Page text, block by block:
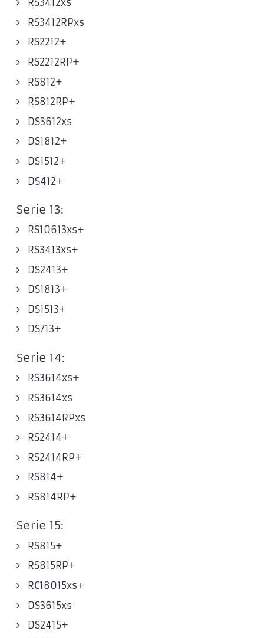
RS3412xs
RS3412RPxs
RS2212+
RS2212RP+
RS812+
RS812RP+
DS3612xs
DS1812+
DS1512+
DS412+
Serie 13:
RS10613xs+
RS3413xs+
DS2413+
DS1813+
DS1513+
DS713+
Serie 14:
RS3614xs+
RS3614xs
RS3614RPxs
RS2414+
RS2414RP+
RS814+
RS814RP+
Serie 15:
RS815+
RS815RP+
RC18015xs+
DS3615xs
DS2415+